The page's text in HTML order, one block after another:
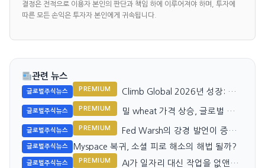
결정은 전적으로 이용자 본인의 판단과 책임 하에 이루어져야 하며, 투자에
따른 모든 손익은 투자자 본인에게 귀속됩니다.
관련 뉴스
글로벌주식뉴스 PREMIUM
Climb Global 2026년 성장: 고
글로벌주식뉴스 PREMIUM
밀 wheat 가격 상승, 글로벌 공급
글로벌주식뉴스 PREMIUM
Fed Warsh의 강경 발언이 증시
를 흔들다
글로벌주식뉴스 Myspace 복귀, 소셜 피로 해소의 해법 될까?
글로벌주식뉴스 PREMIUM
AI가 일자리 대신 작업을 없앤다: